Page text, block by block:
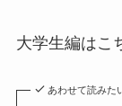
大学生編はこ
あわせて読みた